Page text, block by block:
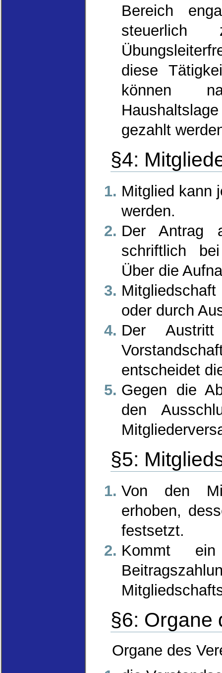
Bereich
steuerlich
diese
können
gezahlt
§4:
Mitglied kann
werden.
Der Antrag
schriftlich
Über die
oder durch
Der
entscheidet
Gegen die
den
§5:
Von den
erhoben,
festsetzt.
Kommt
§6: Organe
Organe des